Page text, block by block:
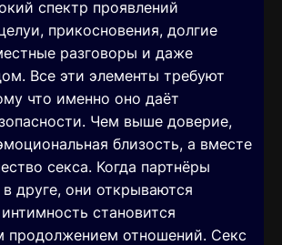
спектр проявлений
прикосновения, долгие
разговоры и даже
Все эти элементы требуют
что именно оно даёт
Чем выше доверие,
близость, а вместе
секса. Когда партнёры
друге, они открываются
становится
продолжением отношений. Секс